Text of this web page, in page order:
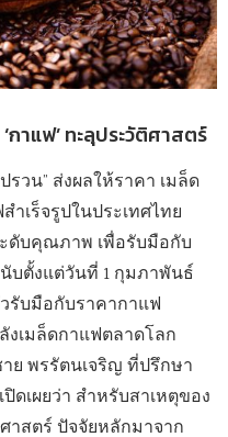
กาแฟ’ ทะลุประวัติศาสตร์
วน” ส่งผลให้ราคา เมล็ด
เร็จรูปในประเทศไทย
ดับคุณภาพ เพื่อรับมือกับ
บตั้งแต่วันที่ 1 กุมภาพันธ์
รับมือกับราคากาแฟ
งเมล็ดกาแฟตลาดโลก
ย พรรัตนเจริญ ที่ปรึกษา
เผยว่า สำหรับสาเหตุของ
าสตร์ ปัจจัยหลักมาจาก